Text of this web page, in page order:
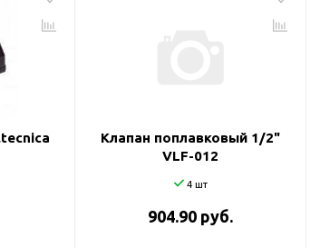
Клапан поплавковый 1/2"
VLF-012
4 шт
904.90 руб.